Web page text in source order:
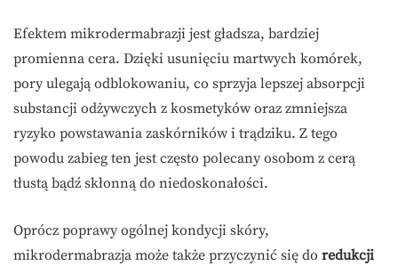
Efektem mikrodermabrazji jest gładsza, bardziej
promienna cera. Dzięki usunięciu martwych komórek,
pory ulegają odblokowaniu, co sprzyja lepszej absorpcji
substancji odżywczych z kosmetyków oraz zmniejsza
ryzyko powstawania zaskórników i trądziku. Z tego
powodu zabieg ten jest często polecany osobom z cerą
tłustą bądź skłonną do niedoskonałości.
Oprócz poprawy ogólnej kondycji skóry,
mikrodermabrazja może także przyczynić się do redukcji